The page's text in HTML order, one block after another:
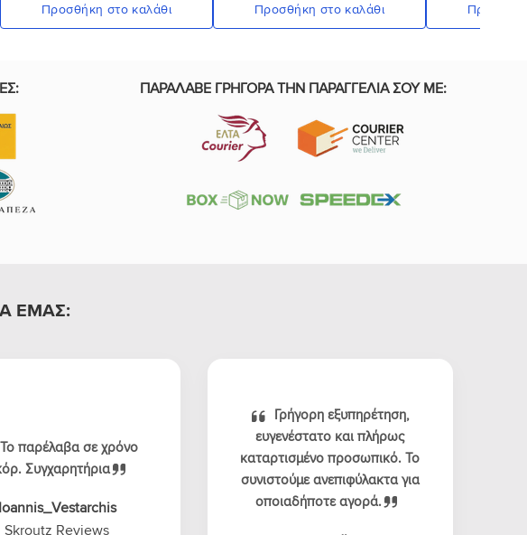
Προσθήκη στο καλάθι Προσθήκη στο καλάθι
ΠΑΡΑΛΑΒΕ ΓΡΗΓΟΡΑ ΤΗΝ ΠΑΡΑΓΓΕΛΙΑ ΣΟΥ ΜΕ:
ΕΜΑΣ:
Το παρέλαβα σε χρόνο
Συγχαρητήρια
Ioannis_Vestarchis
Skroutz Reviews
Γρήγορη εξυπηρέτηση,
ευγενέστατο και πλήρως
καταρτισμένο προσωπικό. Το
συνιστούμε ανεπιφύλακτα για
οποιαδήποτε αγορά.